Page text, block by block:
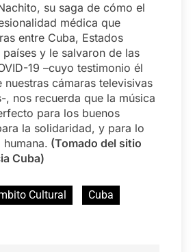
su saga de cómo el
médica que
entre Cuba, Estados
y le salvaron de las
19 –cuyo testimonio él
cámaras televisivas
, nos recuerda que la música
para los buenos
la solidaridad, y para lo
(Tomado del sitio
Cuba)
Cultural
Cuba